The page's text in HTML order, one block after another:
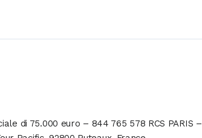
di 75.000 euro – 844 765 578 RCS PARIS –